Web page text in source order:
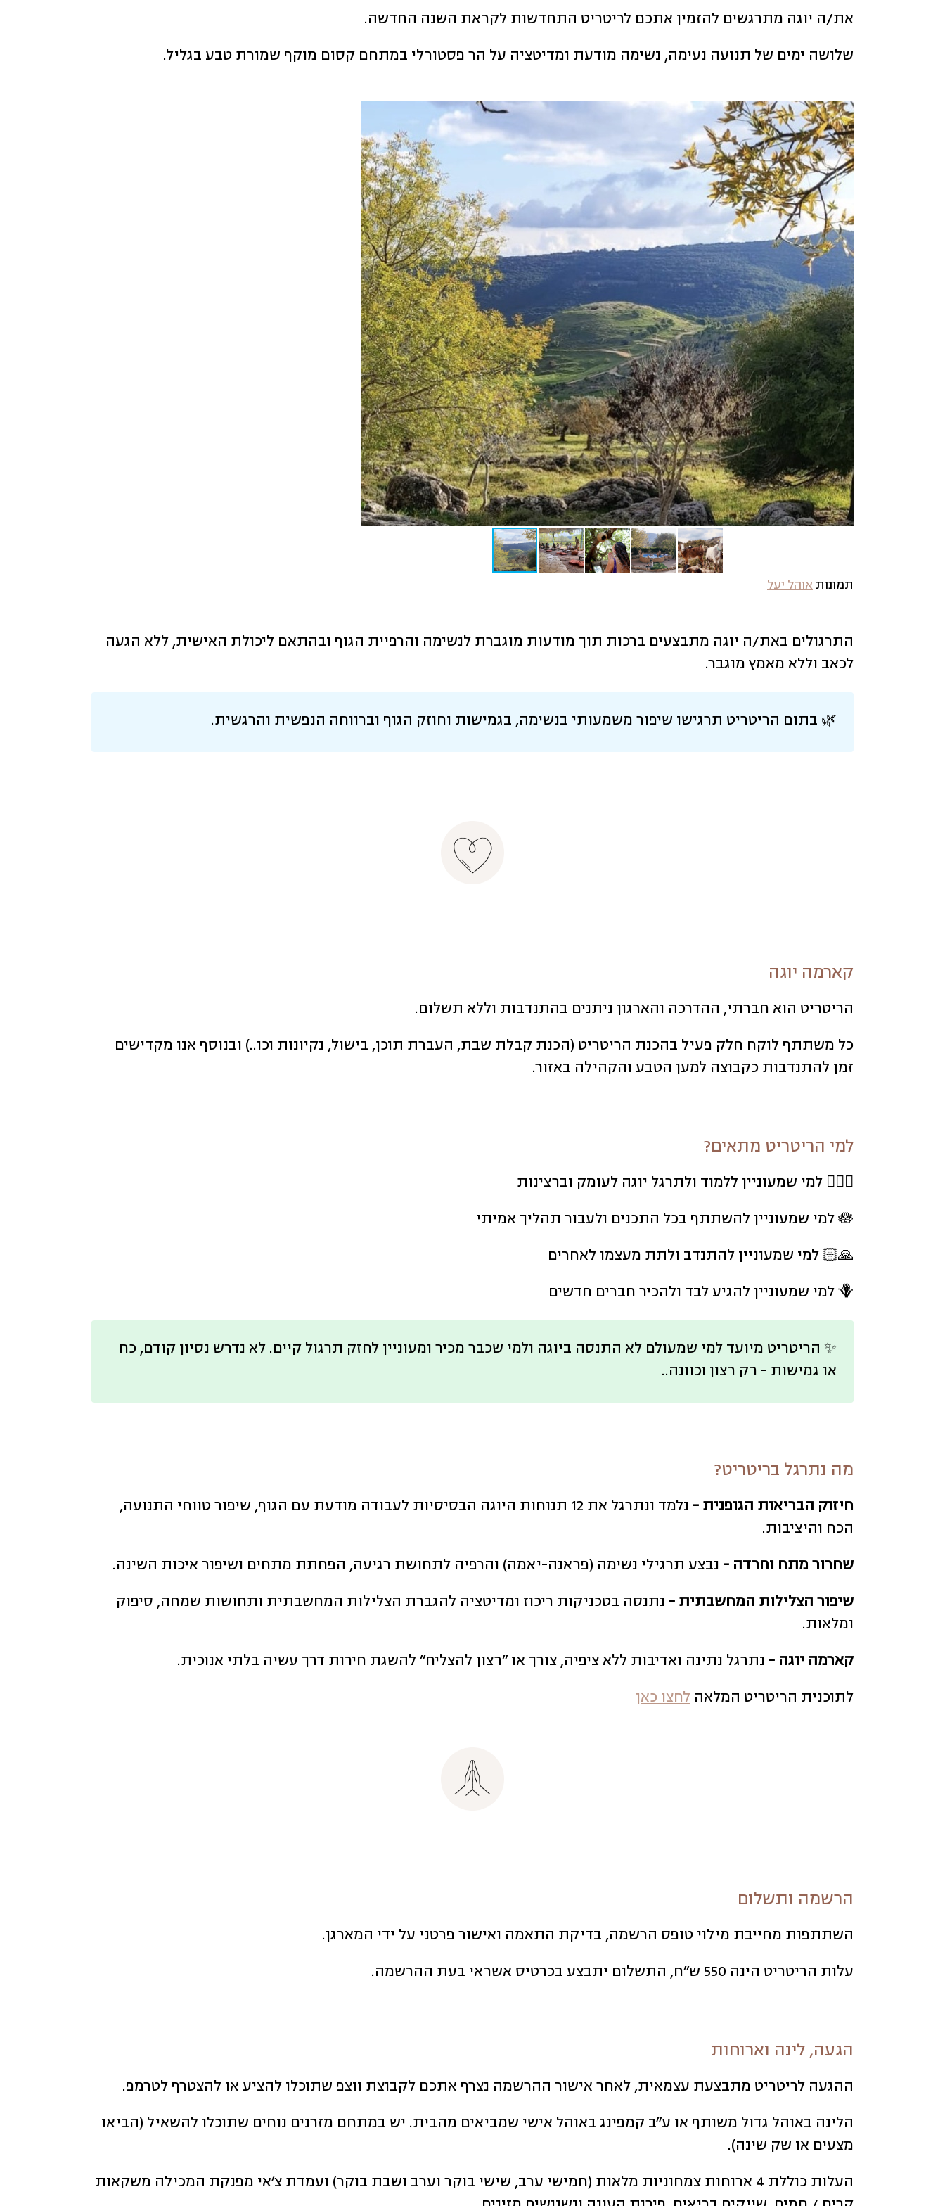
את/ה יוגה מתרגשים להזמין אתכם לריטריט התחדשות לקראת השנה החדשה.
שלושה ימים של תנועה נעימה, נשימה מודעת ומדיטציה על הר פסטורלי במתחם קסום מוקף שמורת טבע בגליל.
תמונות אוהל יעל
התרגולים באת/ה יוגה מתבצעים ברכות תוך מודעות מוגברת לנשימה והרפיית הגוף ובהתאם ליכולת האישית, ללא הגעה
לכאב וללא מאמץ מוגבר.
🌿 בתום הריטריט תרגישו שיפור משמעותי בנשימה, בגמישות וחוזק הגוף וברווחה הנפשית והרגשית.
קארמה יוגה
הריטריט הוא חברתי, ההדרכה והארגון ניתנים בהתנדבות וללא תשלום.
כל משתתף לוקח חלק פעיל בהכנת הריטריט (הכנת קבלת שבת, העברת תוכן, בישול, נקיונות וכו..) ובנוסף אנו מקדישים
זמן להתנדבות כקבוצה למען הטבע והקהילה באזור.
למי הריטריט מתאים?
🧘🏼‍♀️ למי שמעוניין ללמוד ולתרגל יוגה לעומק וברצינות
🪷 למי שמעוניין להשתתף בכל התכנים ולעבור תהליך אמיתי
🙏🏻 למי שמעוניין להתנדב ולתת מעצמו לאחרים
🪻 למי שמעוניין להגיע לבד ולהכיר חברים חדשים
✨ הריטריט מיועד למי שמעולם לא התנסה ביוגה ולמי שכבר מכיר ומעוניין לחזק תרגול קיים. לא נדרש נסיון קודם, כח
או גמישות - רק רצון וכוונה..
מה נתרגל בריטריט?
חיזוק הבריאות הגופנית -
נלמד ונתרגל את 12 תנוחות היוגה הבסיסיות לעבודה מודעת עם הגוף, שיפור טווחי התנועה,
הכח והיציבות.
שחרור מתח וחרדה - נבצע תרגילי נשימה (פראנה-יאמה) והרפיה לתחושת רגיעה, הפחתת מתחים ושיפור איכות השינה.
שיפור הצלילות המחשבתית - נתנסה בטכניקות ריכוז ומדיטציה להגברת הצלילות המחשבתית ותחושות שמחה, סיפוק
ומלאות.
קארמה יוגה - נתרגל נתינה ואדיבות ללא ציפיה, צורך או ״רצון להצליח״ להשגת חירות דרך עשיה בלתי אנוכית.
לתוכנית הריטריט המלאה לחצו כאן
הרשמה ותשלום
השתתפות מחייבת מילוי טופס הרשמה, בדיקת התאמה ואישור פרטני על ידי המארגן.
עלות הריטריט הינה 550 ש״ח, התשלום יתבצע בכרטיס אשראי בעת ההרשמה.
הגעה, לינה וארוחות
ההגעה לריטריט מתבצעת עצמאית, לאחר אישור ההרשמה נצרף אתכם לקבוצת ווצפ שתוכלו להציע או להצטרף לטרמפ.
הלינה באוהל גדול משותף או ע״ב קמפינג באוהל אישי שמביאים מהבית. יש במתחם מזרנים נוחים שתוכלו להשאיל (הביאו
מצעים או שק שינה).
העלות כוללת 4 ארוחות צמחוניות מלאות (חמישי ערב, שישי בוקר וערב ושבת בוקר) ועמדת צ׳אי מפנקת המכילה משקאות